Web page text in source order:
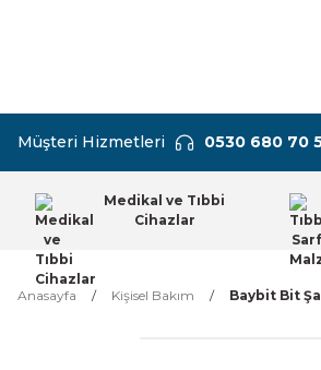
Müşteri Hizmetleri 0530 680 70
Medikal ve Tıbbi
Cihazlar
Anasayfa Kişisel Bakım Baybit Bit